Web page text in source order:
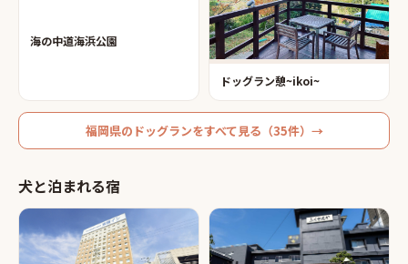
海の中道海浜公園
ドッグラン憩~ikoi~
福岡県の ドッグランをすべて見る（35件）→
犬と泊まれる宿